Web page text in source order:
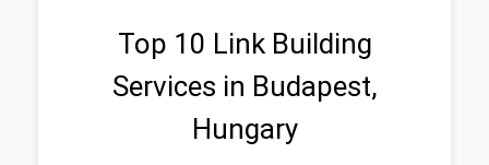
Top 10 Link Building
Services in Budapest,
Hungary